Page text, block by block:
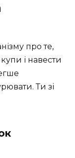
про те,
і навести
Ти зі